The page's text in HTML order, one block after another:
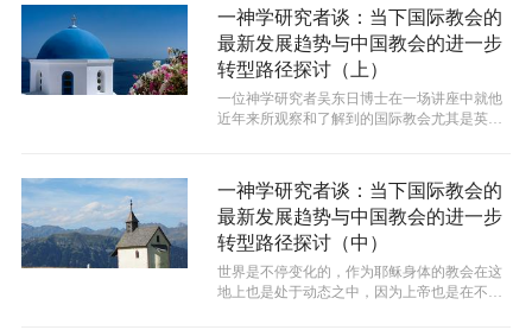
一神学研究者谈：当下国际教会的
最新发展趋势与中国教会的进一步
转型路径探讨（上）
一位神学研究者吴东日博士在一场讲座中就他
近年来所观察和了解到的国际教会尤其是英美
一神学研究者谈：当下国际教会的
最新发展趋势与中国教会的进一步
转型路径探讨（中）
世界是不停变化的，作为耶稣身体的教会在这
地上也是处于动态之中，因为上帝也是在不同